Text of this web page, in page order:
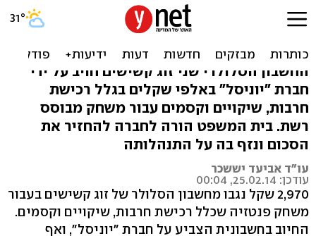
סבא תבע: אני לא משתתף
במשחקי פנטזיה
החשבון הסלולרי שני זוג קשישים חויב על ידי
חברת "יוניסל" באלפי שקלים בגלל רכישת
חרבות, שיקויים וקסמים עבור משחק מבוסס
רשת. בית המשפט הורה לחברה להחזיר את
הסכום ונזף בה על התנהלותה
עו"ד אביעד יששכר
עודכן: 25.02.14, 00:04
2,970 שקל נגבו מחשבון הסלולר של זוג קשישים בעבור
משחק פנטזיה שכלל רכישת חרבות, שיקויים וקסמים.
החיוב בחשבונית הצביע על חברת "יוניסל", ואף